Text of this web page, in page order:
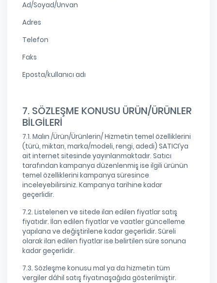
Ad/Soyad/Unvan
Adres
Telefon
Faks
Eposta/kullanıcı adı
7. SÖZLEŞME KONUSU ÜRÜN/ÜRÜNLER
BİLGİLERİ
7.1. Malın /Ürün/Ürünlerin/ Hizmetin temel özelliklerini
(türü, miktarı, marka/modeli, rengi, adedi) SATICI’ya
ait internet sitesinde yayınlanmaktadır. Satıcı
tarafından kampanya düzenlenmiş ise ilgili ürünün
temel özelliklerini kampanya süresince
inceleyebilirsiniz. Kampanya tarihine kadar
geçerlidir.
7.2. Listelenen ve sitede ilan edilen fiyatlar satış
fiyatıdır. İlan edilen fiyatlar ve vaatler güncelleme
yapılana ve değiştirilene kadar geçerlidir. Süreli
olarak ilan edilen fiyatlar ise belirtilen süre sonuna
kadar geçerlidir.
7.3. Sözleşme konusu mal ya da hizmetin tüm
vergiler dâhil satış fiyatınaşağıda gösterilmiştir.